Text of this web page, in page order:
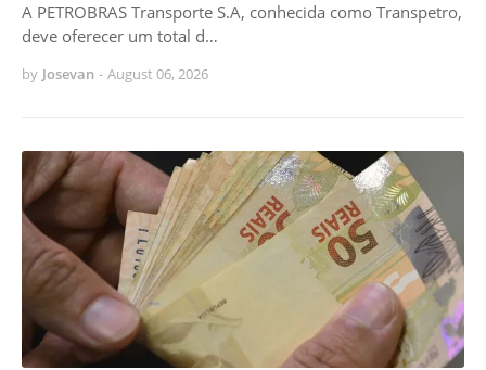
A PETROBRAS Transporte S.A, conhecida como Transpetro,
deve oferecer um total d…
by Josevan - August 06, 2026